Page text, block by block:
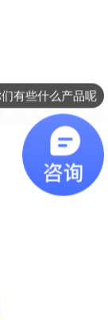
有业务可以对接吗